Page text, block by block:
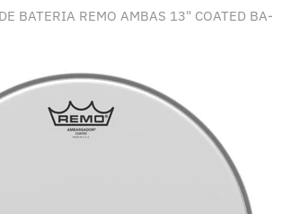
BATERIA REMO AMBAS 13" COATED BA-